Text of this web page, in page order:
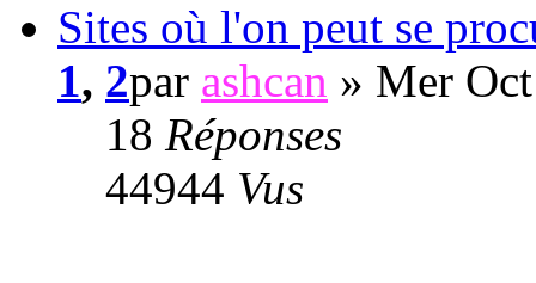
Sites où l'on peut se
1, 2par ashcan » Mer
18 Réponses
44944 Vus